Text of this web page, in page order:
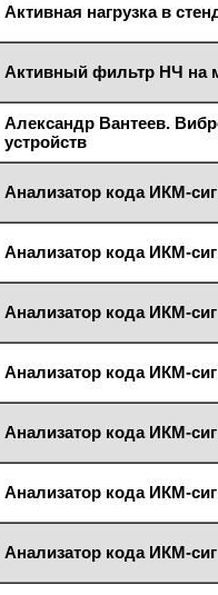
Активная нагрузка в
Активный фильтр НЧ на
Александр Вантеев.
устройств
Анализатор кода ИКМ-
Анализатор кода ИКМ-
Анализатор кода ИКМ-
Анализатор кода ИКМ-
Анализатор кода ИКМ-
Анализатор кода ИКМ-
Анализатор кода ИКМ-